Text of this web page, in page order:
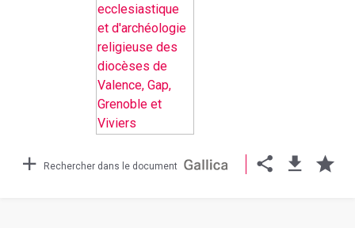
Rechercher dans le document